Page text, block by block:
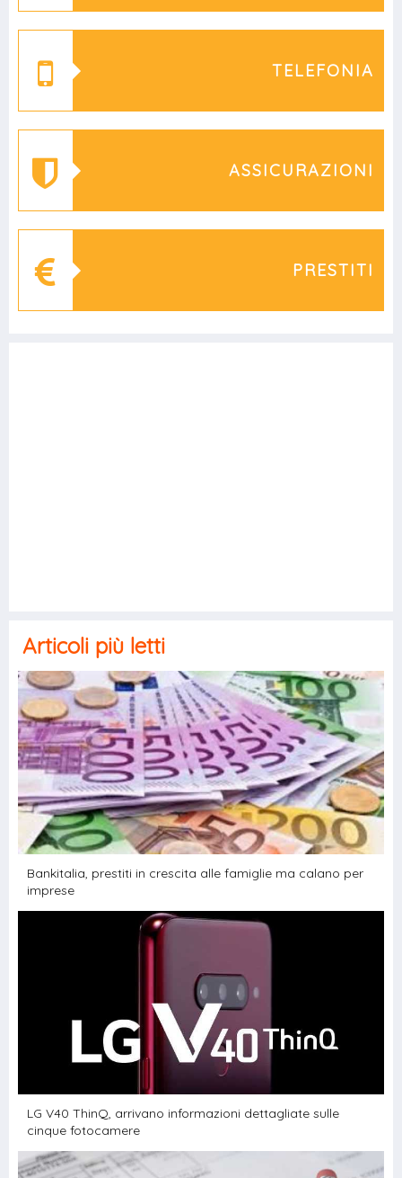
TELEFONIA
ASSICURAZIONI
PRESTITI
Articoli più letti
Bankitalia, prestiti in crescita alle famiglie ma calano per
imprese
LG V40 ThinQ, arrivano informazioni dettagliate sulle
cinque fotocamere